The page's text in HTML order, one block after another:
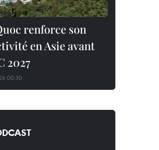
renforce son
en Asie avant
2027
00:30